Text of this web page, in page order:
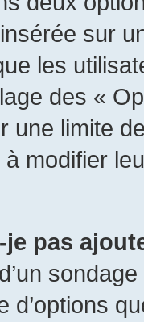
sur
les
des «
une limite
modifier
pas
d’options